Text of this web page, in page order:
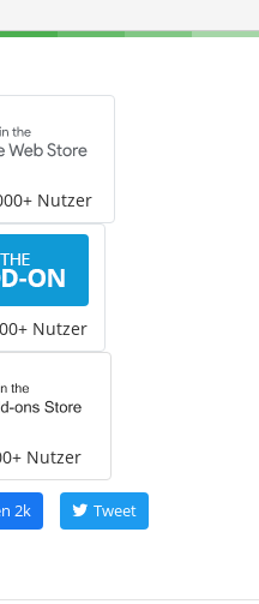
Nutzer
Nutzer
Nutzer
2k Tweet